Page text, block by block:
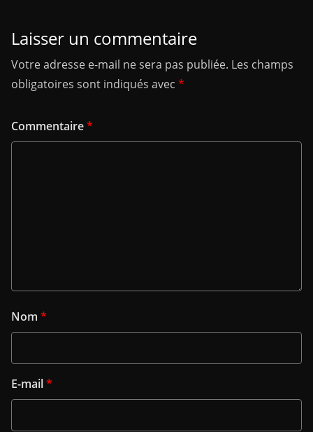
Laisser un commentaire
Votre adresse e-mail ne sera pas publiée. Les champs
obligatoires sont indiqués avec *
Commentaire*
Nom *
E-mail*